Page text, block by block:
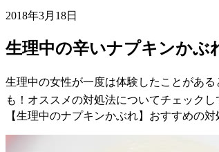
2018年3月18日
生理中の辛いナプキンかぶ
生理中の女性が一度は体験したことがあ
も！オススメの対処法についてチェックし
【生理中のナプキンかぶれ】おすすめの